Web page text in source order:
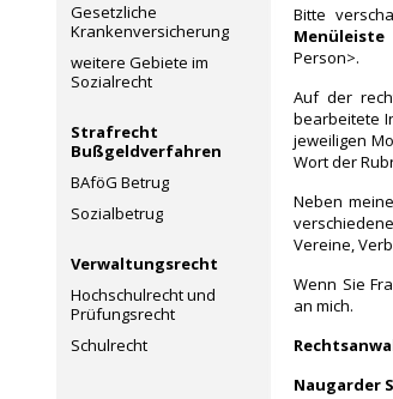
Gesetzliche
Krankenversicherung
weitere Gebiete im
Sozialrecht
Strafrecht
Bußgeldverfahren
BAföG Betrug
Sozialbetrug
Verwaltungsrecht
Hochschulrecht und
Prüfungsrecht
Schulrecht
Bitte
Person>.
Auf der
bearbeitete
jeweiligen
Wort der
Neben
Vereine,
Wenn Sie
an mich.
Naugarder